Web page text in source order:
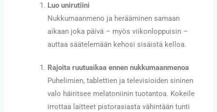
Luo unirutiini
Nukkumaanmeno ja herääminen samaan
aikaan joka päivä – myös viikonloppuisin –
auttaa säätelemään kehosi sisäistä kelloa.
Rajoita ruutuaikaa ennen nukkumaanmenoa
Puhelimien, tablettien ja televisioiden sininen
valo häiritsee melatoniinin tuotantoa. Kokeile
irrottaa laitteet pistorasiasta vähintään tunti